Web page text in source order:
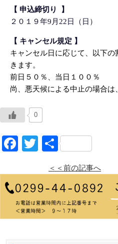
【 申込締切り 】
２０１９年9月22日（日）
【 キャンセル規定 】
キャンセル日に応じて、以下
きます。
前日５０％、当日１００％
尚、悪天候による中止の場合は
0
Facebook
Twitter
共
＜＜前の記事へ